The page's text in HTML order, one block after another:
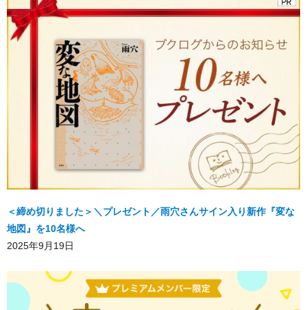
＜締め切りました＞＼プレゼント／雨穴さんサイン入り新作『変な
地図』を10名様へ
2025年9月19日